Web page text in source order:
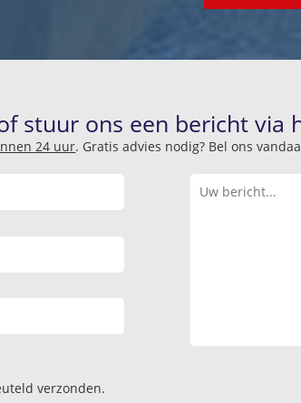
stuur ons een bericht via
24 uur. Gratis advies nodig? Bel ons
verzonden.